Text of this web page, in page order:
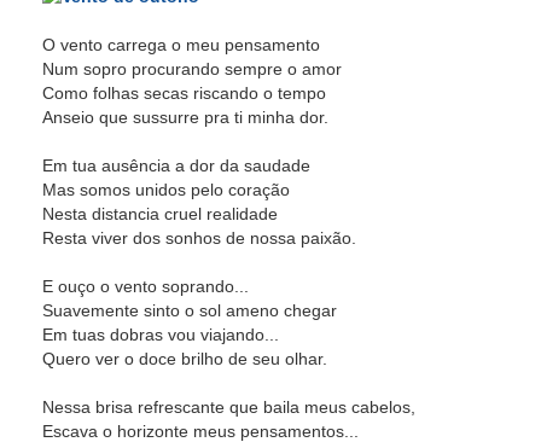
O vento carrega o meu pensamento
Num sopro procurando sempre o amor
Como folhas secas riscando o tempo
Anseio que sussurre pra ti minha dor.
Em tua ausência a dor da saudade
Mas somos unidos pelo coração
Nesta distancia cruel realidade
Resta viver dos sonhos de nossa paixão.
E ouço o vento soprando...
Suavemente sinto o sol ameno chegar
Em tuas dobras vou viajando...
Quero ver o doce brilho de seu olhar.
Nessa brisa refrescante que baila meus cabelos,
Escava o horizonte meus pensamentos...